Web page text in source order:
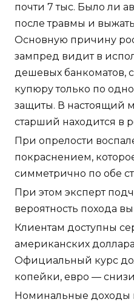
почти 7 тыс. Было ли
после травмы и
Основную причину
зампред видит в
дешевых банкоматов,
купюру только по
защиты. В настоящий
старший находится в
При опрелости
покраснением,
симметрично по обе
При этом эксперт
вероятность похода
Клиентам доступны
американских
Официальный курс
копейки, евро —
Номинальные доходы